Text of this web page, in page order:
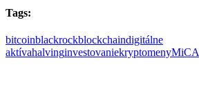
Tags:
bitcoinblackrockblockchaindigitálne
aktívahalvinginvestovaniekryptomenyMiCA